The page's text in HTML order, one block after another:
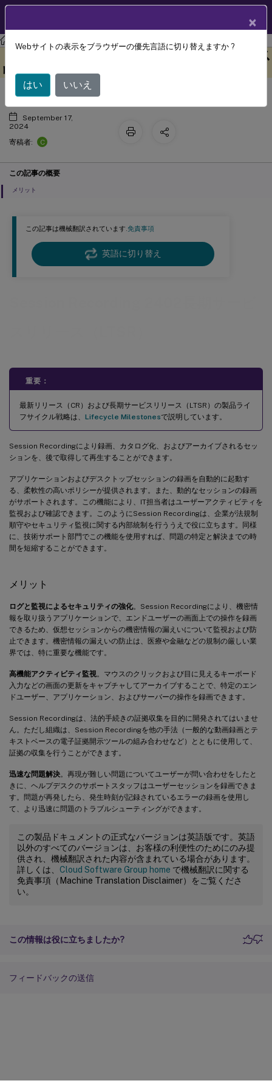
Session Recording Session Recording 2402 LTSR
この記事は機械翻訳されています.免責事項
英語に切り替え
重要：
最新リリース（CR）および長期サービスリリース（LTSR）の製品ライ
フサイクル戦略は、 Lifecycle Milestonesで説明しています。
Session Recordingにより録画、カタログ化、およびアーカイブされるセッ
ションを、後で取得して再生することができます。
アプリケーションおよびデスクトップセッションの録画を自動的に起動す
る、柔軟性の高いポリシーが提供されます。また、動的なセッションの録画
がサポートされます。この機能により、IT担当者はユーザーアクティビティを
監視および確認できます。このようにSession Recordingは、企業が法規制
順守やセキュリティ監視に関する内部統制を行ううえで役に立ちます。同様
に、技術サポート部門でこの機能を使用すれば、問題の特定と解決までの時
間を短縮することができます。
メリット
ログと監視によるセキュリティの強化。Session Recordingにより、機密情
報を取り扱うアプリケーションで、エンドユーザーの画面上での操作を録画
できるため、仮想セッションからの機密情報の漏えいについて監視および防
止できます。機密情報の漏えいの防止は、医療や金融などの規制の厳しい業
界では、特に重要な機能です。
高機能アクティビティ監視。マウスのクリックおよび目に見えるキーボード
入力などの画面の更新をキャプチャしてアーカイブすることで、特定のエン
ドユーザー、アプリケーション、およびサーバーの操作を録画できます。
Session Recordingは、法的手続きの証拠収集を目的に開発されてはいませ
ん。ただし組織は、Session Recordingを他の手法（一般的な動画録画とテ
キストベースの電子証拠開示ツールの組み合わせなど）とともに使用して、
証拠の収集を行うことができます。
迅速な問題解決。再現が難しい問題についてユーザーが問い合わせをしたと
きに、ヘルプデスクのサポートスタッフはユーザーセッションを録画できま
す。問題が再発したら、発生時刻が記録されているエラーの録画を使用し
て、より迅速に問題のトラブルシューティングができます。
この製品ドキュメントの正式なバージョンは英語版です。英語
以外のすべてのバージョンは、お客様の利便性のためにのみ提
供され、機械翻訳された内容が含まれている場合があります。
詳しくは、 Cloud Software Group home で機械翻訳に関する
免責事項（Machine Translation Disclaimer）をご覧くださ
い。
この情報は役に立ちましたか?
フィードバックの送信
Session Recording 2402長期サービス
リリース（LTSR）
September 17,
2024
寄稿者:
C
この記事の概要
メリット
×
Webサイトの表示をブラウザーの優先言語に切り替えますか ?
はい いいえ